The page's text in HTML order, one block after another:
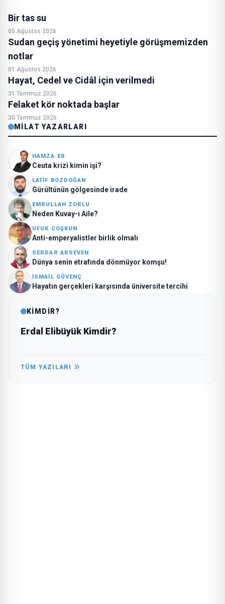
Bir tas su
05 Ağustos 2026
Sudan geçiş yönetimi heyetiyle görüşmemizden
notlar
01 Ağustos 2026
Hayat, Cedel ve Cidâl için verilmedi
31 Temmuz 2026
Felaket kör noktada başlar
30 Temmuz 2026
MILAT YAZARLARI
HAMZA ER
Ceuta krizi kimin işi?
LATIF BOZDOĞAN
Gürültünün gölgesinde irade
EMRULLAH ZORLU
Neden Kuvay-ı Aile?
UFUK COŞKUN
Anti-emperyalistler birlik olmalı
SERDAR ARSEVEN
Dünya senin etrafında dönmüyor komşu!
İSMAIL GÜVENÇ
Hayatın gerçekleri karşısında üniversite tercihi
KİMDİR?
Erdal Elibüyük Kimdir?
TÜM YAZILARI